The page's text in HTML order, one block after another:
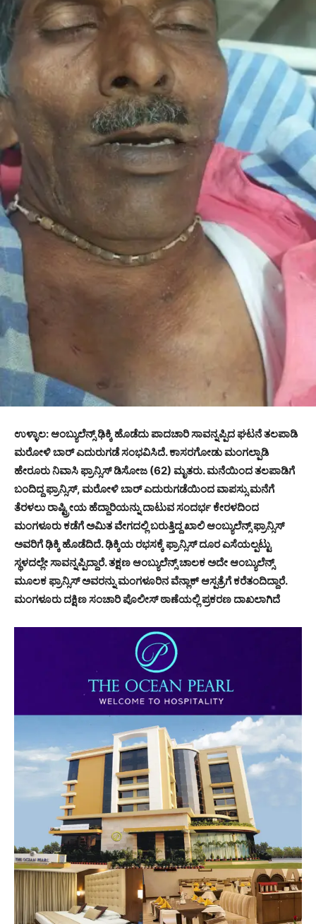
ಉಳ್ಳಾಲ: ಆಂಬ್ಯುಲೆನ್ಸ್ ಢಿಕ್ಕಿ ಹೊಡೆದು ಪಾದಚಾರಿ ಸಾವನ್ನಪ್ಪಿದ ಘಟನೆ ತಲಪಾಡಿ
ಮರೋಳಿ ಬಾರ್ ಎದುರುಗಡೆ ಸಂಭವಿಸಿದೆ. ಕಾಸರಗೋಡು ಮಂಗಲ್ಪಾಡಿ
ಹೇರೂರು ನಿವಾಸಿ ಫ್ರಾನ್ಸಿಸ್ ಡಿಸೋಜ (62) ಮೃತರು. ಮನೆಯಿಂದ ತಲಪಾಡಿಗೆ
ಬಂದಿದ್ದ ಫ್ರಾನ್ಸಿಸ್, ಮರೋಳಿ ಬಾರ್ ಎದುರುಗಡೆಯಿಂದ ವಾಪಸ್ಸು ಮನೆಗೆ
ತೆರಳಲು ರಾಷ್ಟ್ರೀಯ ಹೆದ್ದಾರಿಯನ್ನು ದಾಟುವ ಸಂದರ್ಭ ಕೇರಳದಿಂದ
ಮಂಗಳೂರು ಕಡೆಗೆ ಅಮಿತ ವೇಗದಲ್ಲಿ ಬರುತ್ತಿದ್ದ ಖಾಲಿ ಆಂಬ್ಯುಲೆನ್ಸ್ ಫ್ರಾನ್ಸಿಸ್
ಅವರಿಗೆ ಢಿಕ್ಕಿ ಹೊಡೆದಿದೆ. ಢಿಕ್ಕಿಯ ರಭಸಕ್ಕೆ ಫ್ರಾನ್ಸಿಸ್ ದೂರ ಎಸೆಯಲ್ಪಟ್ಟು
ಸ್ಥಳದಲ್ಲೇ ಸಾವನ್ನಪ್ಪಿದ್ದಾರೆ. ತಕ್ಷಣ ಆಂಬ್ಯುಲೆನ್ಸ್ ಚಾಲಕ ಅದೇ ಆಂಬ್ಯುಲೆನ್ಸ್
ಮೂಲಕ ಫ್ರಾನ್ಸಿಸ್ ಅವರನ್ನು ಮಂಗಳೂರಿನ ವೆನ್ಲಾಕ್ ಆಸ್ಪತ್ರೆಗೆ ಕರೆತಂದಿದ್ದಾರೆ.
ಮಂಗಳೂರು ದಕ್ಷಿಣ ಸಂಚಾರಿ ಪೊಲೀಸ್ ಠಾಣೆಯಲ್ಲಿ ಪ್ರಕರಣ ದಾಖಲಾಗಿದೆ